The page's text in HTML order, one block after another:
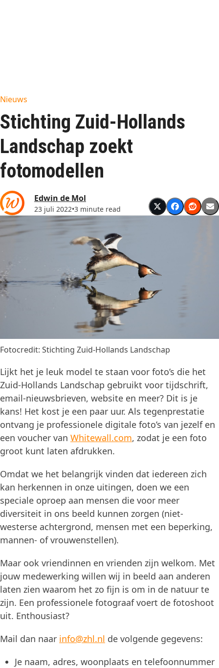
Nieuws
Stichting Zuid-Hollands
Landschap zoekt
fotomodellen
Edwin de Mol
23 juli 2022•3 minute read
Fotocredit: Stichting Zuid-Hollands Landschap
Lijkt het je leuk model te staan voor foto’s die het
Zuid-Hollands Landschap gebruikt voor tijdschrift,
email-nieuwsbrieven, website en meer? Dit is je
kans! Het kost je een paar uur. Als tegenprestatie
ontvang je professionele digitale foto’s van jezelf en
een voucher van Whitewall.com, zodat je een foto
groot kunt laten afdrukken.
Omdat we het belangrijk vinden dat iedereen zich
kan herkennen in onze uitingen, doen we een
speciale oproep aan mensen die voor meer
diversiteit in ons beeld kunnen zorgen (niet-
westerse achtergrond, mensen met een beperking,
mannen- of vrouwenstellen).
Maar ook vriendinnen en vrienden zijn welkom. Met
jouw medewerking willen wij in beeld aan anderen
laten zien waarom het zo fijn is om in de natuur te
zijn. Een professionele fotograaf voert de fotoshoot
uit. Enthousiast?
Mail dan naar info@zhl.nl de volgende gegevens:
Je naam, adres, woonplaats en telefoonnummer